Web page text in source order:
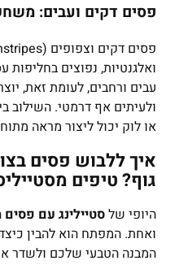
פסים דקים ועבים:
ואלגנטיות, נפוצים
עבים ורחבים, לעומת זאת,
ולעיתים אף דרמטי. השילוב
או לוק יכול ליצור מראה
איך ללבוש פסים
גוף? טיפים
היופי שלסטיילינג עם פסים
ואחת. המפתח הוא להבין
המבנה הטבעי שלכם ולשדר